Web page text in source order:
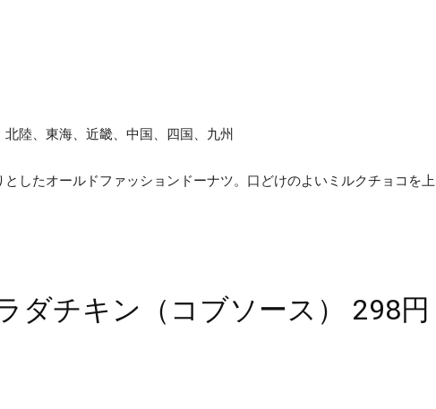
陸、東海、近畿、中国、四国、九州
したオールドファッションドーナツ。口どけのよいミルクチョコを上
ダチキン（コブソース） 298円